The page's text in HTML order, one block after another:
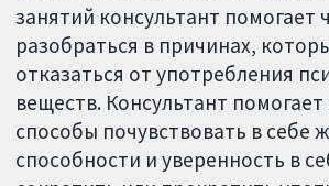
занятий консультант помогает
разобраться в причинах,
отказаться от употребления
веществ. Консультант
способы почувствовать в себе
способности и уверенность в